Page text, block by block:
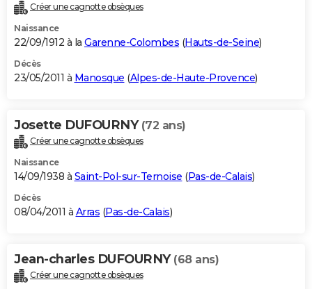
Créer une cagnotte obsèques
Naissance
22/09/1912 à la Garenne-Colombes (Hauts-de-Seine)
Décès
23/05/2011 à Manosque (Alpes-de-Haute-Provence)
Josette DUFOURNY (72 ans)
Créer une cagnotte obsèques
Naissance
14/09/1938 à Saint-Pol-sur-Ternoise (Pas-de-Calais)
Décès
08/04/2011 à Arras (Pas-de-Calais)
Jean-charles DUFOURNY (68 ans)
Créer une cagnotte obsèques